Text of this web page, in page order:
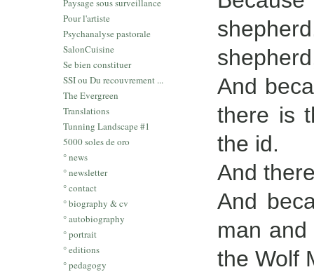
Paysage sous surveillance
Pour l'artiste
Psychanalyse pastorale
SalonCuisine
Se bien constituer
SSI ou Du recouvrement ...
The Evergreen
Translations
Tunning Landscape #1
5000 soles de oro
° news
° newsletter
° contact
° biography & cv
° autobiography
° portrait
° editions
° pedagogy
And
there is
the id.
And
And
man
the Wolf